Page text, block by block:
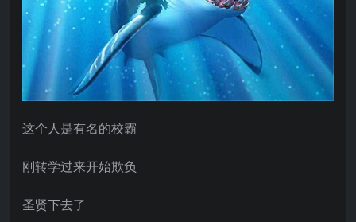
这个人是有名的校霸
刚转学过来开始欺负
圣贤下去了